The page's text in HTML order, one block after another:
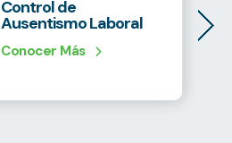
Control de
Ausentismo Laboral
Conocer Más